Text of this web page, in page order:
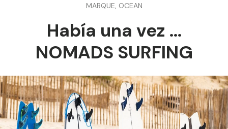
MARQUE, OCEAN
Había una vez ...
NOMADS SURFING